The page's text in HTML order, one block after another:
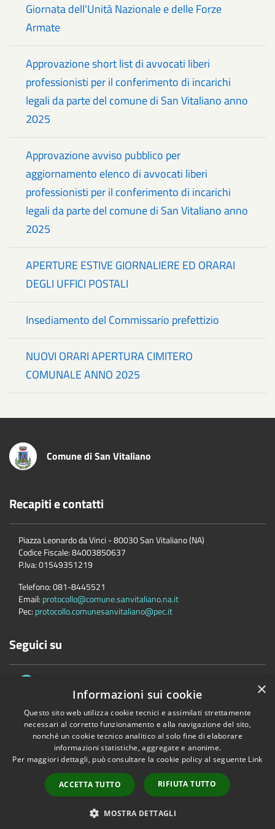
Giornata dell'Unità Nazionale e delle Forze
Armate
Approvazione short list di avvocati liberi
professionisti per il conferimento di incarichi
legali da parte del comune di San Vitaliano anno
2025
Approvazione avviso pubblico per
aggiornamento elenco di avvocati liberi
professionisti per il conferimento di incarichi
legali da parte del comune di San Vitaliano anno
2025
APERTURE ESTIVE GIORNALIERE ED ORARAI
DEGLI UFFICI POSTALI
Insediamento del Commissario prefettizio
NUOVI ORARI APERTURA CIMITERO
COMUNALE ANNO 2025
Comune di San Vitaliano
Recapiti e contatti
Piazza Leonardo da Vinci - 80030 San Vitaliano (NA)
Codice Fiscale:84003850637
P.Iva:01549351219
Telefono:081-8445521
Email: protocollo@comune.sanvitaliano.na.it
Pec: protocollo.comunesanvitaliano@pec.it
Seguici su
Accessibilità Privacy Cookie
Mappa del sito
Copyright © 2026 • Comune di San Vitaliano • Powered byMunicipium
•Accesso redazione
×
Informazioni sui cookie
Questo sito web utilizza cookie tecnici e assimilati strettamente
necessari al corretto funzionamento e alla navigazione del sito,
nonché un cookie tecnico analitico al solo fine di elaborare
informazioni statistiche, aggregate e anonime.
Per maggiori dettagli, può consultare la cookie policy al seguente Link
ACCETTA TUTTO RIFIUTA TUTTO
MOSTRA DETTAGLI